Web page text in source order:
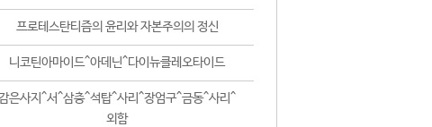
프로테스탄티즘의 윤리와 자본주의의 정신
니코틴아마이드^아데닌^다이뉴클레오타이드
은사지^서^삼층^석탑^사리^장엄구^금동^사리^
외함